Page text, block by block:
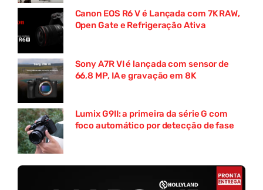
Canon EOS R6 V é Lançada com 7K RAW,
Open Gate e Refrigeração Ativa
Sony A7R VI é lançada com sensor de
66,8 MP, IA e gravação em 8K
Lumix G9II: a primeira da série G com
foco automático por detecção de fase